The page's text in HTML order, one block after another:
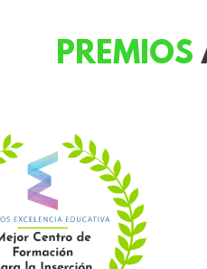
PREMIOS